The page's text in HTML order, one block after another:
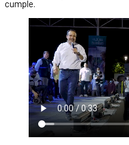
cumple.